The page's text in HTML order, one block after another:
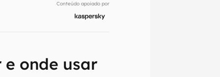
Conteúdo apoiado por
e onde usar
primeira